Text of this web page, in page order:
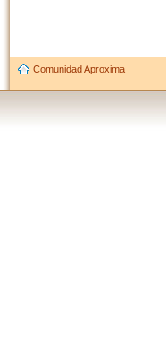
Comunidad Aproxima